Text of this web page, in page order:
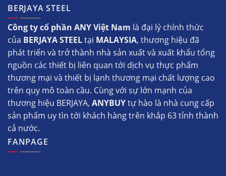
BERJAYA STEEL
Công ty cổ phần ANY Việt Nam là đại lý chính thức
của BERJAYA STEELtại MALAYSIA, thương hiệu đã
phát triển và trở thành nhà sản xuất và xuất khẩu tổng
nguồn các thiết bị liên quan tới dịch vụ thực phẩm
thương mại và thiết bị lạnh thương mại chất lượng cao
trên quy mô toàn cầu. Cùng với sự lớn mạnh của
thương hiệu BERJAYA, ANYBUYtự hào là nhà cung cấp
sản phẩm uy tìn tới khách hàng trên khắp 63 tỉnh thành
cả nước.
FANPAGE